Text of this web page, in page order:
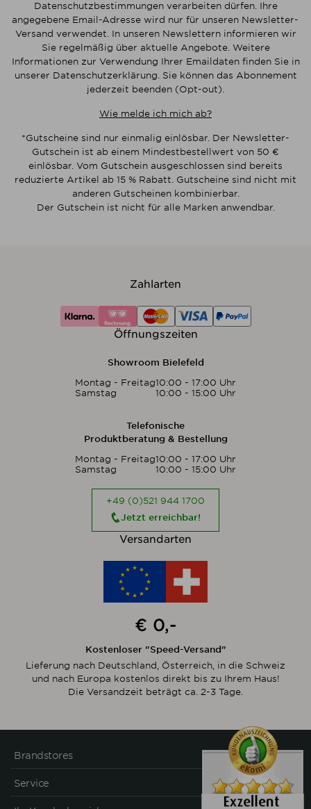
Datenschutzbestimmungen verarbeiten dürfen. Ihre
angegebene Email-Adresse wird nur für unseren Newsletter-
Versand verwendet. In unseren Newslettern informieren wir
Sie regelmäßig über aktuelle Angebote. Weitere
Informationen zur Verwendung Ihrer Emaildaten finden Sie in
unserer Datenschutzerklärung. Sie können das Abonnement
jederzeit beenden (Opt-out).
Wie melde ich mich ab?
*Gutscheine sind nur einmalig einlösbar. Der Newsletter-
Gutschein ist ab einem Mindestbestellwert von 50 €
einlösbar. Vom Gutschein ausgeschlossen sind bereits
reduzierte Artikel ab 15 % Rabatt. Gutscheine sind nicht mit
anderen Gutscheinen kombinierbar.
Der Gutschein ist nicht für alle Marken anwendbar.
Zahlarten
Öffnungszeiten
Showroom Bielefeld
Montag - Freitag10:00 - 17:00 Uhr
Samstag
10:00 - 15:00 Uhr
Telefonische
Produktberatung & Bestellung
Montag - Freitag10:00 - 17:00 Uhr
Samstag
10:00 - 15:00 Uhr
+49 (0)521 944 1700
Jetzt erreichbar!
Versandarten
€ 0,-
Kostenloser "Speed-Versand"
Lieferung nach Deutschland, Österreich, in die Schweiz
und nach Europa kostenlos direkt bis zu Ihrem Haus!
Die Versandzeit beträgt ca. 2-3 Tage.
Brandstores
Service